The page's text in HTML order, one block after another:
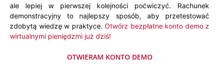
ale lepiej w pierwszej kolejności poćwiczyć. Rachunek
demonstracyjny to najlepszy sposób, aby przetestować
zdobytą wiedzę w praktyce. Otwórz bezpłatne konto demo z
wirtualnymi pieniędzmi już dziś!
OTWIERAM KONTO DEMO